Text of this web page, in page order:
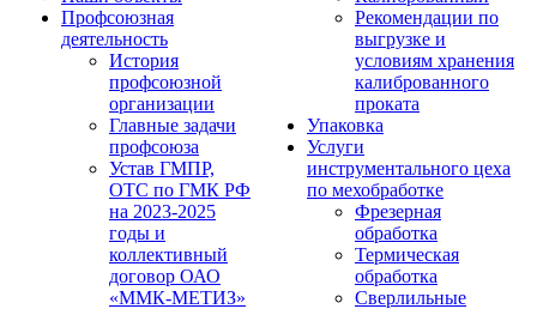
Профсоюзная
деятельность
История
профсоюзной
организации
Главные задачи
профсоюза
Устав ГМПР,
ОТС по ГМК РФ
на 2023-2025
годы и
коллективный
договор ОАО
«ММК-МЕТИЗ»
Рекомендации по
выгрузке и
условиям хранения
калиброванного
проката
Упаковка
Услуги
инструментального цеха
по мехобработке
Фрезерная
обработка
Термическая
обработка
Сверлильные